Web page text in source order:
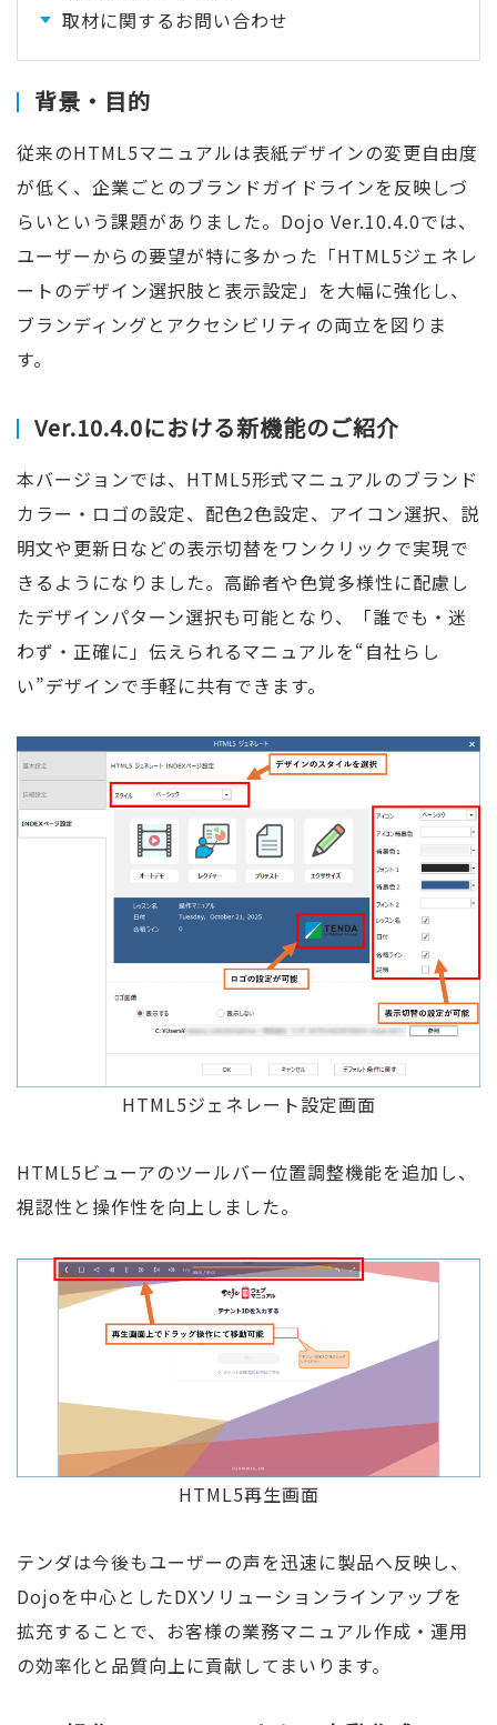
取材に関するお問い合わせ
背景・目的
従来のHTML5マニュアルは表紙デザインの変更自由度
が低く、企業ごとのブランドガイドラインを反映しづ
らいという課題がありました。Dojo Ver.10.4.0では、
ユーザーからの要望が特に多かった「HTML5ジェネレ
ートのデザイン選択肢と表示設定」を大幅に強化し、
ブランディングとアクセシビリティの両立を図りま
す。
Ver.10.4.0における新機能のご紹介
本バージョンでは、HTML5形式マニュアルのブランド
カラー・ロゴの設定、配色2色設定、アイコン選択、説
明文や更新日などの表示切替をワンクリックで実現で
きるようになりました。高齢者や色覚多様性に配慮し
たデザインパターン選択も可能となり、「誰でも・迷
わず・正確に」伝えられるマニュアルを“自社らし
い”デザインで手軽に共有できます。
HTML5ジェネレート設定画面
HTML5ビューアのツールバー位置調整機能を追加し、
視認性と操作性を向上しました。
HTML5再生画面
テンダは今後もユーザーの声を迅速に製品へ反映し、
Dojoを中心としたDXソリューションラインアップを
拡充することで、お客様の業務マニュアル作成・運用
の効率化と品質向上に貢献してまいります。